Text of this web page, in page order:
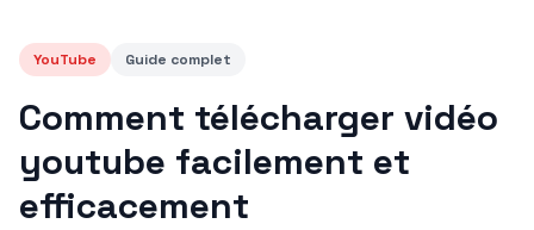
YouTube Guide complet
Comment télécharger vidéo
youtube facilement et
efficacement